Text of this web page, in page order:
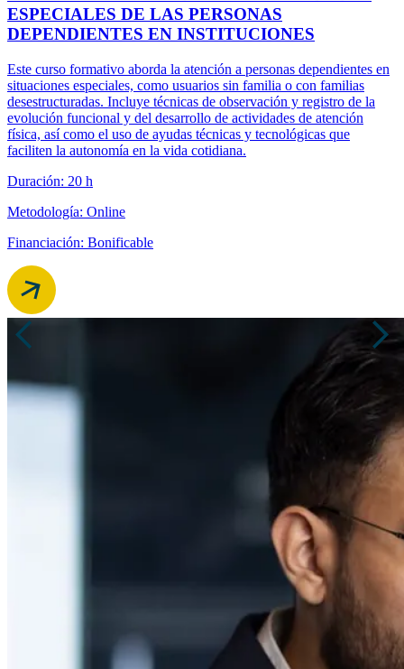
ESPECIALES DE LAS PERSONAS
DEPENDIENTES EN INSTITUCIONES
Este curso formativo aborda la atención a personas dependientes en
situaciones especiales, como usuarios sin familia o con familias
desestructuradas. Incluye técnicas de observación y registro de la
evolución funcional y del desarrollo de actividades de atención
física, así como el uso de ayudas técnicas y tecnológicas que
faciliten la autonomía en la vida cotidiana.
Duración: 20 h
Metodología: Online
Financiación: Bonificable